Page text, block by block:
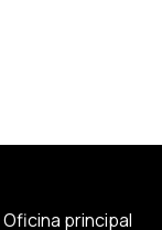
Oficina principal